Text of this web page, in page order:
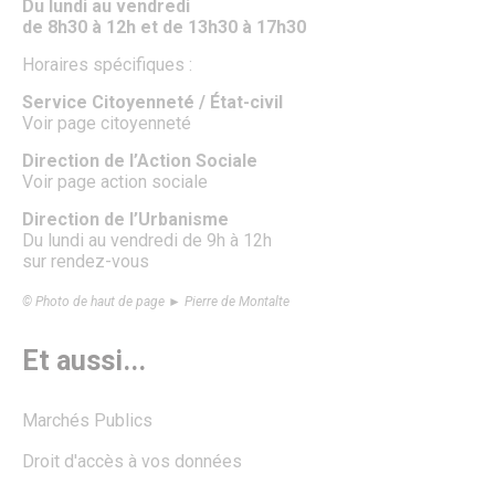
Énergie & Environnement
Plan de sobriété énergétique
Alerte sécheresse
Plan de Prévention du Bruit dans L’Environnement
GEMAPI
Les Zones d’Accélération des Énergies Renouvelables
Amélioration de l’habitat – Maison de l’habitat et des
projets
Enquêtes publiques
Enquêtes publiques en cours
Enquêtes publiques closes
Urbanisme
Mes démarches en urbanisme
Plan de Sauvegarde et de Mise en Valeur
Aire de mise en Valeur de l’Architecture et du Patrimoine
Innover à Senlis avec un projet d’habitat participatif
Logement
Du lundi au vendredi
de 8h30 à 12h et de 13h30 à 17h30
Horaires spécifiques :
Service Citoyenneté / État-civil
Voir page citoyenneté
Direction de l’Action Sociale
Voir page action sociale
Direction de l’Urbanisme
Du lundi au vendredi de 9h à 12h
sur rendez-vous
© Photo de haut de page ► Pierre de Montalte
Et aussi...
Marchés Publics
Droit d'accès à vos données